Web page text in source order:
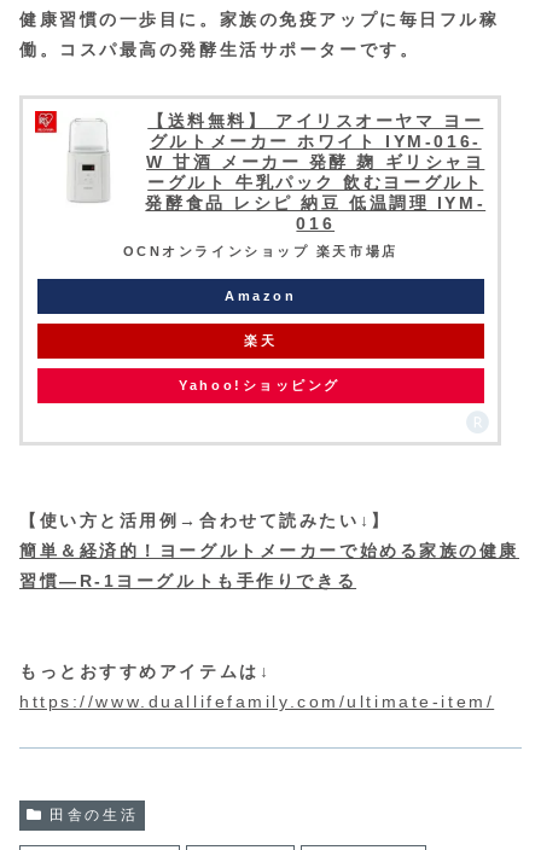
健康習慣の一歩目に。家族の免疫アップに毎日フル稼
働。コスパ最高の発酵生活サポーターです。
【送料無料】 アイリスオーヤマ ヨー
グルトメーカー ホワイト IYM-016-
W 甘酒 メーカー 発酵 麹 ギリシャヨ
ーグルト 牛乳パック 飲むヨーグルト
発酵食品 レシピ 納豆 低温調理 IYM-
016
OCNオンラインショップ 楽天市場店
Amazon
楽天
Yahoo!ショッピング
【使い方と活用例→合わせて読みたい↓】
簡単＆経済的！ヨーグルトメーカーで始める家族の健康
習慣—R-1ヨーグルトも手作りできる
もっとおすすめアイテムは↓
https://www.duallifefamily.com/ultimate-item/
田舎の生活